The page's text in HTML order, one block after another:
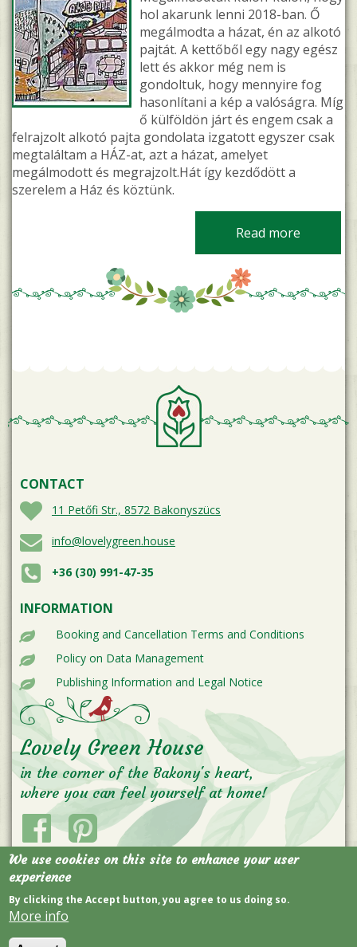
hol akarunk lenni 2018-ban. Ő
megálmodta a házat, én az alkotó
pajtát. A kettőből egy nagy egész
lett és akkor még nem is
gondoltuk, hogy mennyire fog
hasonlítani a kép a valóságra. Míg
ő külföldön járt és engem csak a
felrajzolt alkotó pajta gondolata izgatott egyszer csak
megtaláltam a HÁZ-at, azt a házat, amelyet
megálmodott és megrajzolt.Hát így kezdődött a
szerelem a Ház és köztünk.
Read more
CONTACT
11 Petőfi Str., 8572 Bakonyszücs
info@lovelygreen.house
+36 (30) 991-47-35
INFORMATION
Booking and Cancellation Terms and Conditions
Policy on Data Management
Publishing Information and Legal Notice
Lovely Green House
in the corner of the Bakony's heart,
where you can feel yourself at home!
© 2026. LOVELY GREEN HOUSE. ALL RIGHTS RESERVED.
We use cookies on this site to enhance your user
experience
By clicking the Accept button, you agree to us doing so.
More info